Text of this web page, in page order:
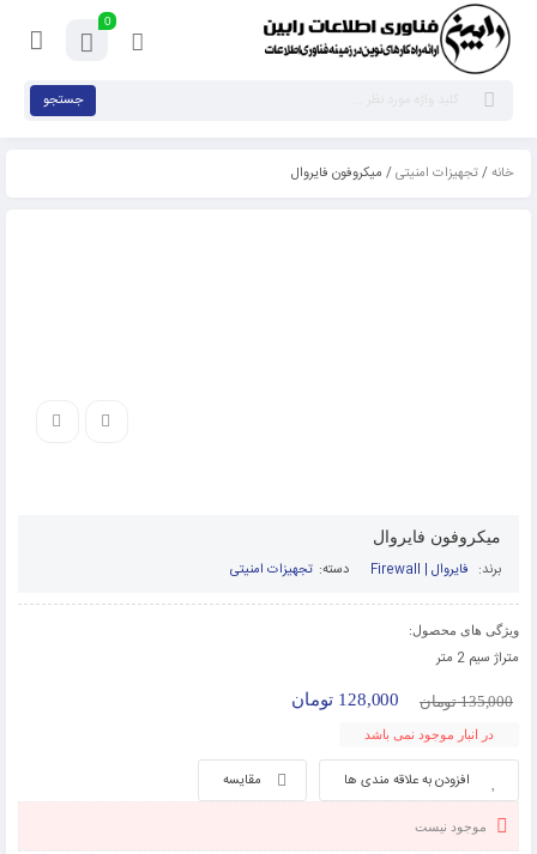
0
جستجو
خانه/تجهیزات امنیتی/ میکروفون فایروال
میکروفون فایروال
برند: فایروال | Firewall دسته: تجهیزات امنیتی
ویژگی های محصول:
متراژ سیم 2 متر
135,000تومان 128,000 تومان
در انبار موجود نمی باشد
مقایسه افزودن به علاقه مندی ها
موجود نیست